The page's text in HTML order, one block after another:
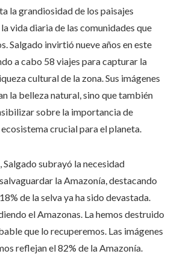
la grandiosidad de los paisajes
vida diaria de las comunidades que
Salgado invirtió nueve años en este
a cabo 58 viajes para capturar la
cultural de la zona. Sus imágenes
la belleza natural, sino que también
sobre la importancia de
crucial para el planeta.
Salgado subrayó la necesidad
la Amazonía, destacando
de la selva ya ha sido devastada.
el Amazonas. La hemos destruido
que lo recuperemos. Las imágenes
reflejan el 82% de la Amazonía.